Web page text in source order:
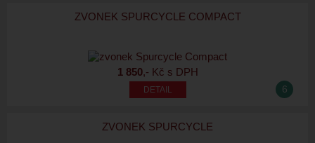
ZVONEK SPURCYCLE COMPACT
1 850,- Kč s DPH
6
ZVONEK SPURCYCLE